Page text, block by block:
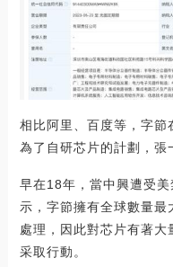
相比阿里、百度等，字節
為了自研芯片的計劃，張
早在18年，當中興遭受
示，字節擁有全球數量最
處理，因此對芯片有著
采取行動。